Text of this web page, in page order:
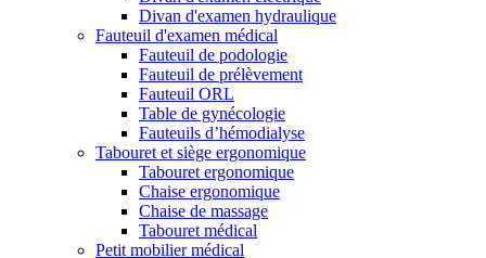
Divan d'examen hydraulique
Fauteuil d'examen médical
Fauteuil de podologie
Fauteuil de prélèvement
Fauteuil ORL
Table de gynécologie
Fauteuils d’hémodialyse
Tabouret et siège ergonomique
Tabouret ergonomique
Chaise ergonomique
Chaise de massage
Tabouret médical
Petit mobilier médical